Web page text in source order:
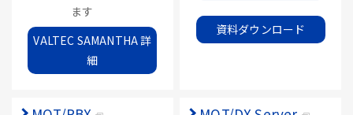
ます
VALTEC SAMANTHA 詳
細
資料ダウンロード